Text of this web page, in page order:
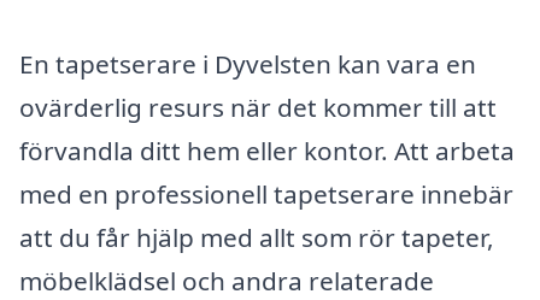
En tapetserare i Dyvelsten kan vara en
ovärderlig resurs när det kommer till att
förvandla ditt hem eller kontor. Att arbeta
med en professionell tapetserare innebär
att du får hjälp med allt som rör tapeter,
möbelklädsel och andra relaterade